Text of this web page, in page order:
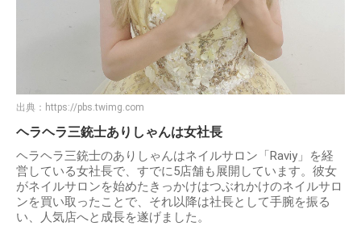
出典： https://pbs.twimg.com
ヘラヘラ三銃士ありしゃんは女社長
ヘラヘラ三銃士のありしゃんはネイルサロン「Raviy」を経
営している女社長で、すでに5店舗も展開しています。彼女
がネイルサロンを始めたきっかけはつぶれかけのネイルサロ
ンを買い取ったことで、それ以降は社長として手腕を振る
い、人気店へと成長を遂げました。